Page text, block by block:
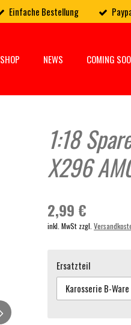
Einfache Bestellung
SHOP NEWS COMING
1:18
X296
2,99 €
inkl. MwSt zzgl.
Ersatzteil